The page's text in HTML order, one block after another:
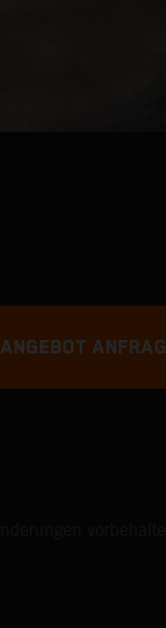
ANGEBOT